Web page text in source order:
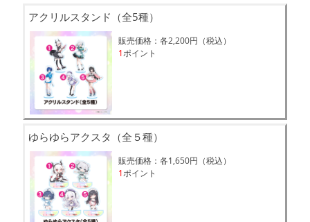
アクリルスタンド（全5種）
販売価格：各2,200円（税込）
1ポイント
ゆらゆらアクスタ（全５種）
販売価格：各1,650円（税込）
1ポイント